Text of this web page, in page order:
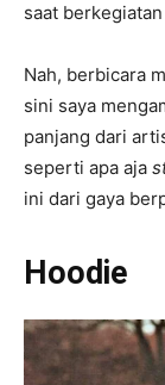
saat
Nah, berbicara
sini saya
panjang dari
seperti apa aja
ini dari gaya
Hoodie